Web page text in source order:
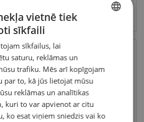
ENGLISH TRANSLATION
vietnē tiek
sīkfaili
sīkfailus, lai
saturu, reklāmas un
trafiku. Mēs arī kopīgojam
par to, kā jūs lietojat mūsu
reklāmas un analītikas
kuri to var apvienot ar citu
ko esat viņiem sniedzis vai ko